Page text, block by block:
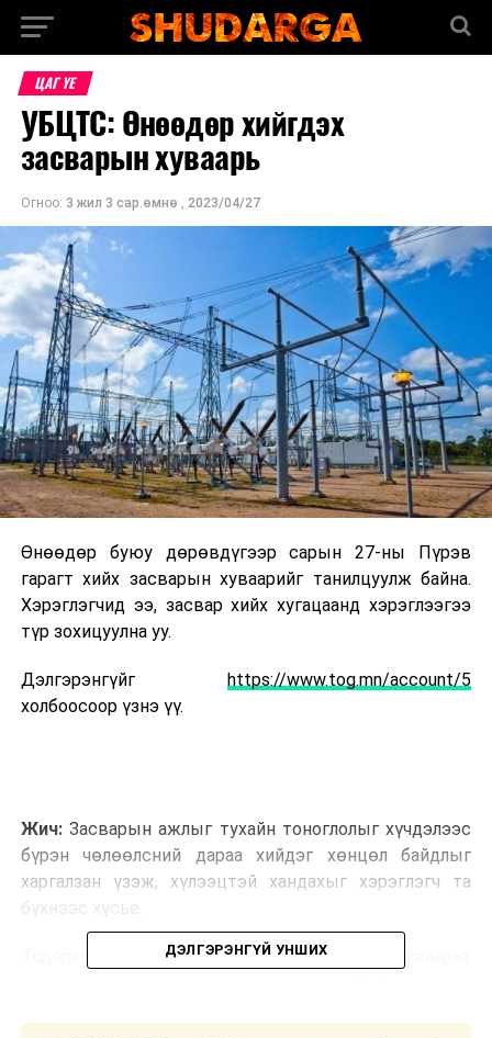
ЦАГ ҮЕ
УБЦТС: Өнөөдөр хийгдэх
засварын хуваарь
Огноо: 3 жил 3 сар.өмнө , 2023/04/27
Өнөөдөр буюу дөрөвдүгээр сарын 27-ны Пүрэв
гарагт хийх засварын хуваарийг танилцуулж байна.
Хэрэглэгчид ээ, засвар хийх хугацаанд хэрэглээгээ
түр зохицуулна уу.
Дэлгэрэнгүйгhttps://www.tog.mn/account/5
холбоосоор үзнэ үү.
Жич:Засварын ажлыг тухайн тоноглолыг хүчдэлээс
бүрэн чөлөөлсний дараа хийдэг хөнцөл байдлыг
харгалзан үзэж, хүлээцтэй хандахыг хэрэглэгч та
бүхнээс хүсье.
Тодорхой шалтгааны улмаас засварын хуваарьт
ДЭЛГЭРЭНГҮЙ УНШИХ